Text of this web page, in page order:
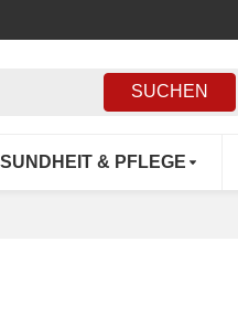
SUCHEN
& PFLEGE